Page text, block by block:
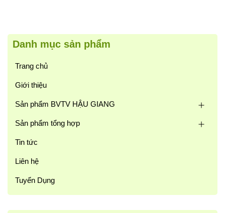
Danh mục sản phẩm
Trang chủ
Giới thiệu
Sản phẩm BVTV HẬU GIANG
Sản phẩm tổng hợp
Tin tức
Liên hệ
Tuyển Dụng